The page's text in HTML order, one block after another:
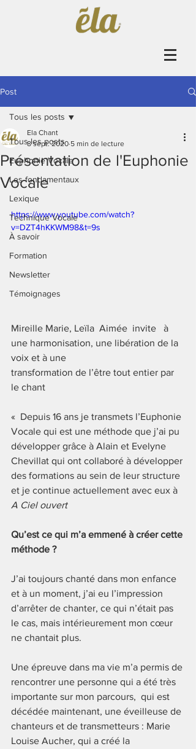
Post
Tous les posts
Euphonie Vocale
Les fondamentaux
Lexique
Technique Vocale
À savoir
Formation
Newsletter
Témoignages
Tous les posts
Présentation de l'Euphonie
Vocale
Ela Chant
8 sept. 2020 5 min de lecture
https://www.youtube.com/watch?
v=DZT4hKKWM98&t=9s
Mireille Marie, Leïla  Aimée  invite   à
une harmonisation, une libération de la
voix et à une
transformation de l’être tout entier par
le chant
«  Depuis 16 ans je transmets l’Euphonie
Vocale qui est une méthode que j’ai pu
développer grâce à Alain et Evelyne
Chevillat qui ont collaboré à développer
des formations au sein de leur structure
et je continue actuellement avec eux à
A Ciel ouvert
Qu’est ce qui m’a emmené à créer cette
méthode ?
J’ai toujours chanté dans mon enfance
et à un moment, j’ai eu l’impression
d’arrêter de chanter, ce qui n’était pas
le cas, mais intérieurement mon cœur
ne chantait plus.
Une épreuve dans ma vie m’a permis de
rencontrer une personne qui a été très
importante sur mon parcours,  qui est
décédée maintenant, une éveilleuse de
chanteurs et de transmetteurs : Marie
Louise Aucher, qui a créé la